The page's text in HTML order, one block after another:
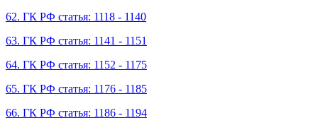
62. ГК РФ статья: 1118 - 1140
63. ГК РФ статья: 1141 - 1151
64. ГК РФ статья: 1152 - 1175
65. ГК РФ статья: 1176 - 1185
66. ГК РФ статья: 1186 - 1194